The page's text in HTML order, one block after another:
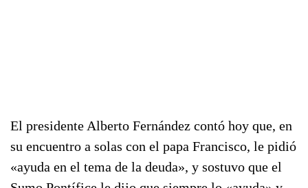
El presidente Alberto Fernández contó hoy que, en
su encuentro a solas con el papa Francisco, le pidió
«ayuda en el tema de la deuda», y sostuvo que el